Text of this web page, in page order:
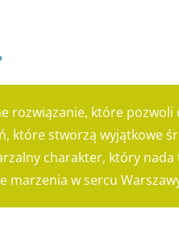
rozwiązanie, które
które stworzą wyjątkowe
charakter, który
marzenia w sercu